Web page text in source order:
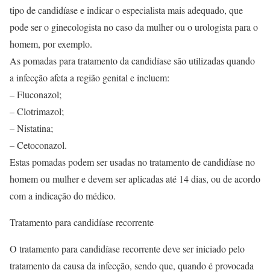
tipo de candidíase e indicar o especialista mais adequado, que
pode ser o ginecologista no caso da mulher ou o urologista para o
homem, por exemplo.
As pomadas para tratamento da candidíase são utilizadas quando
a infecção afeta a região genital e incluem:
– Fluconazol;
– Clotrimazol;
– Nistatina;
– Cetoconazol.
Estas pomadas podem ser usadas no tratamento de candidíase no
homem ou mulher e devem ser aplicadas até 14 dias, ou de acordo
com a indicação do médico.
Tratamento para candidíase recorrente
O tratamento para candidíase recorrente deve ser iniciado pelo
tratamento da causa da infecção, sendo que, quando é provocada